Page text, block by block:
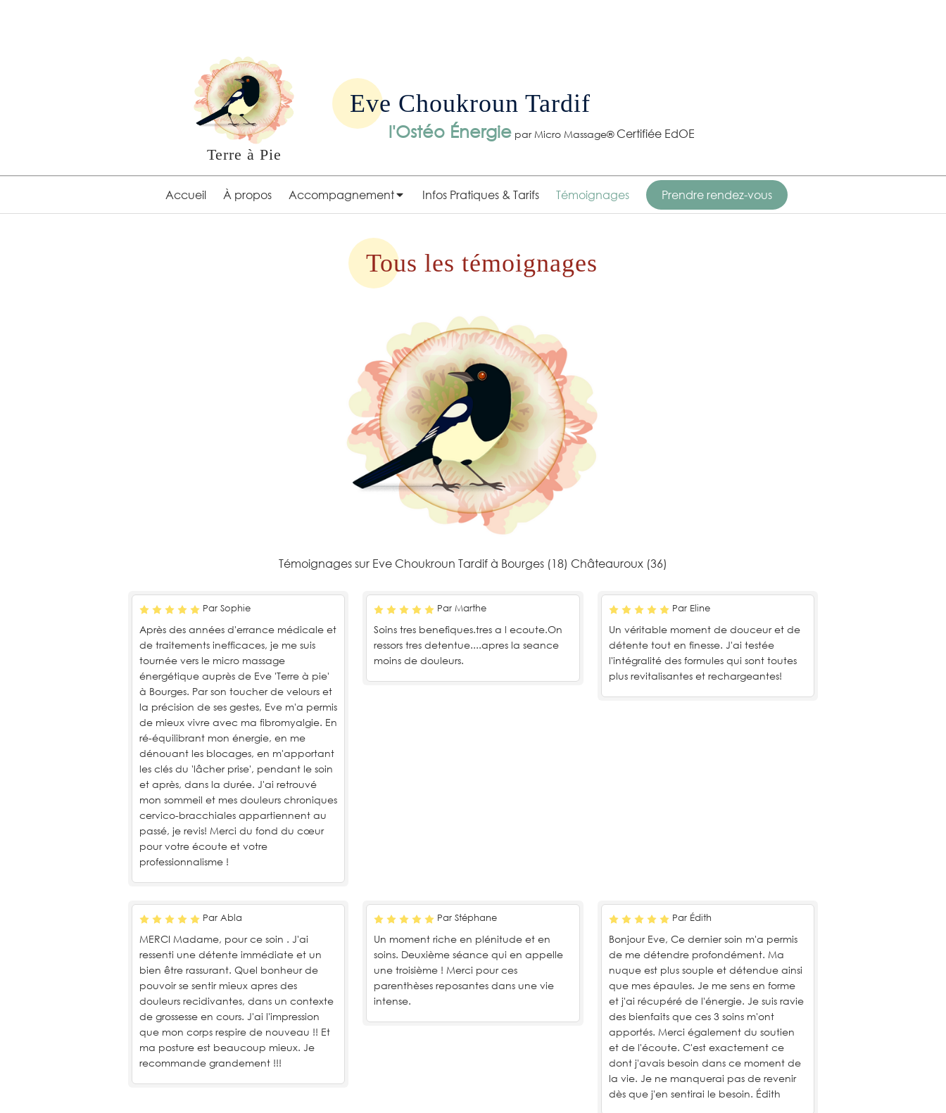
Terre à Pie
Eve Choukroun Tardif
l'Ostéo Énergie par Micro Massage® Certifiée EdOE
Accueil À propos Accompagnement Infos Pratiques & Tarifs Témoignages Prendre rendez-vous
Tous les témoignages
Témoignages sur Eve Choukroun Tardif à Bourges (18) Châteauroux (36)
Par Sophie
Après des années d'errance médicale et
de traitements inefficaces, je me suis
tournée vers le micro massage
énergétique auprès de Eve 'Terre à pie'
à Bourges. Par son toucher de velours et
la précision de ses gestes, Eve m'a permis
de mieux vivre avec ma fibromyalgie. En
ré-équilibrant mon énergie, en me
dénouant les blocages, en m'apportant
les clés du 'lâcher prise', pendant le soin
et après, dans la durée. J'ai retrouvé
mon sommeil et mes douleurs chroniques
cervico-bracchiales appartiennent au
passé, je revis! Merci du fond du cœur
pour votre écoute et votre
professionnalisme !
Par Marthe
Soins tres benefiques.tres a l ecoute.On
ressors tres detentue....apres la seance
moins de douleurs.
Par Eline
Un véritable moment de douceur et de
détente tout en finesse. J'ai testée
l'intégralité des formules qui sont toutes
plus revitalisantes et rechargeantes!
Par Abla
MERCI Madame, pour ce soin . J'ai
ressenti une détente immédiate et un
bien être rassurant. Quel bonheur de
pouvoir se sentir mieux apres des
douleurs recidivantes, dans un contexte
de grossesse en cours. J'ai l'impression
que mon corps respire de nouveau !! Et
ma posture est beaucoup mieux. Je
recommande grandement !!!
Par Stéphane
Un moment riche en plénitude et en
soins. Deuxième séance qui en appelle
une troisième ! Merci pour ces
parenthèses reposantes dans une vie
intense.
Par Édith
Bonjour Eve, Ce dernier soin m'a permis
de me détendre profondément. Ma
nuque est plus souple et détendue ainsi
que mes épaules. Je me sens en forme
et j'ai récupéré de l'énergie. Je suis ravie
des bienfaits que ces 3 soins m'ont
apportés. Merci également du soutien
et de l'écoute. C'est exactement ce
dont j'avais besoin dans ce moment de
la vie. Je ne manquerai pas de revenir
dès que j'en sentirai le besoin. Édith